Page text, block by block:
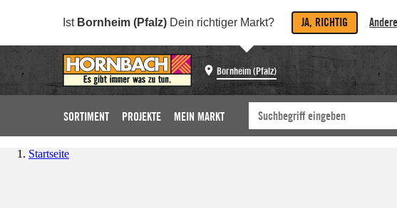
Ist Bornheim (Pfalz) Dein richtiger Markt? JA, RICHTIG
Bornheim (Pfalz)
SORTIMENT PROJEKTE MEIN MARKT
Startseite